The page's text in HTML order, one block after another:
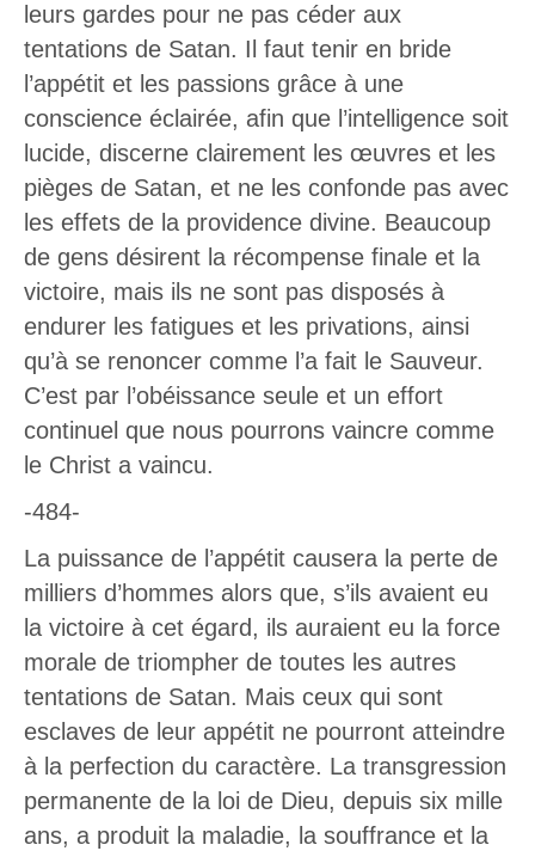
leurs gardes pour ne pas céder aux
tentations de Satan. Il faut tenir en bride
l’appétit et les passions grâce à une
conscience éclairée, afin que l’intelligence soit
lucide, discerne clairement les œuvres et les
pièges de Satan, et ne les confonde pas avec
les effets de la providence divine. Beaucoup
de gens désirent la récompense finale et la
victoire, mais ils ne sont pas disposés à
endurer les fatigues et les privations, ainsi
qu’à se renoncer comme l’a fait le Sauveur.
C’est par l’obéissance seule et un effort
continuel que nous pourrons vaincre comme
le Christ a vaincu.
-484-
La puissance de l’appétit causera la perte de
milliers d’hommes alors que, s’ils avaient eu
la victoire à cet égard, ils auraient eu la force
morale de triompher de toutes les autres
tentations de Satan. Mais ceux qui sont
esclaves de leur appétit ne pourront atteindre
à la perfection du caractère. La transgression
permanente de la loi de Dieu, depuis six mille
ans, a produit la maladie, la souffrance et la